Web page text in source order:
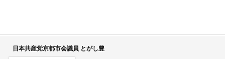
日本共産党京都市会議員 とがし豊